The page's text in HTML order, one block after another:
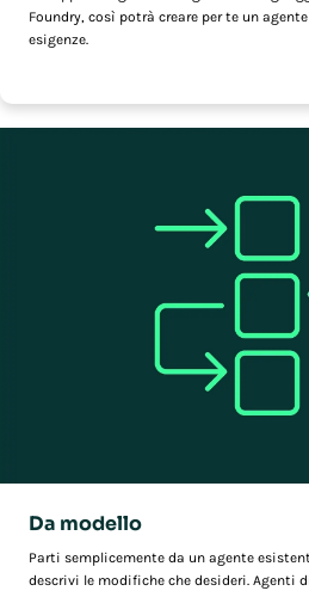
Foundry, così potrà creare per te un
esigenze.
Da modello
Parti semplicemente da un agente
descrivi le modifiche che desideri. Agenti